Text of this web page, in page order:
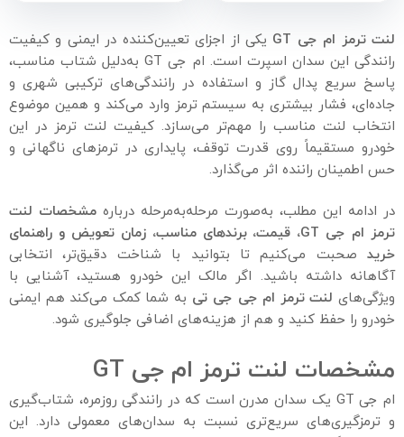
لنت ترمز ام جی
یکی از اجزای تعیین‌کننده در ایمنی و کیفیت
رانندگی این سدان اسپرت است. ام جی GT به‌دلیل شتاب مناسب،
پاسخ سریع پدال گاز و استفاده در رانندگی‌های ترکیبی شهری و
جاده‌ای، فشار بیشتری به سیستم ترمز وارد می‌کند و همین موضوع
انتخاب لنت مناسب را مهم‌تر می‌سازد. کیفیت لنت ترمز در این
خودرو مستقیماً روی قدرت توقف، پایداری در ترمزهای ناگهانی و
حس اطمینان راننده اثر می‌گذارد.
در ادامه این مطلب، به‌صورت مرحله‌به‌مرحله درباره مشخصات لنت
ترمز ام جی
، قیمت، برندهای مناسب، زمان تعویض و راهنمای
خرید صحبت می‌کنیم تا بتوانید با شناخت دقیق‌تر، انتخابی
آگاهانه داشته باشید. اگر مالک این خودرو هستید، آشنایی با
ویژگی‌های لنت ترمز ام جی جی تی به شما کمک می‌کند هم ایمنی
خودرو را حفظ کنید و هم از هزینه‌های اضافی جلوگیری شود.
مشخصات لنت ترمز ام جی GT
ام جی GT یک سدان مدرن است که در رانندگی روزمره، شتاب‌گیری
و ترمزگیری‌های سریع‌تری نسبت به سدان‌های معمولی دارد. این